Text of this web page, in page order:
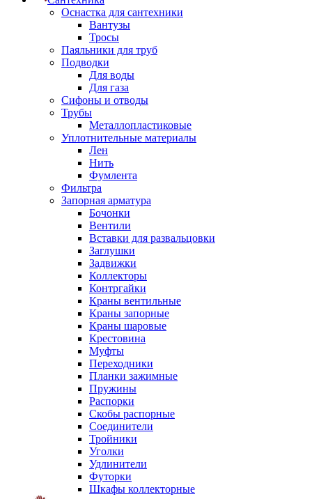
Оснастка для сантехники
Вантузы
Тросы
Паяльники для труб
Подводки
Для воды
Для газа
Сифоны и отводы
Трубы
Металлопластиковые
Уплотнительные материалы
Лен
Нить
Фумлента
Фильтра
Запорная арматура
Бочонки
Вентили
Вставки для развальцовки
Заглушки
Задвижки
Коллекторы
Контргайки
Краны вентильные
Краны запорные
Краны шаровые
Крестовина
Муфты
Переходники
Планки зажимные
Пружины
Распорки
Скобы распорные
Соединители
Тройники
Уголки
Удлинители
Футорки
Шкафы коллекторные